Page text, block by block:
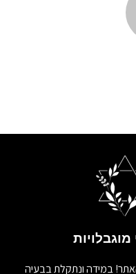
במידה ונתקלת בבעיה